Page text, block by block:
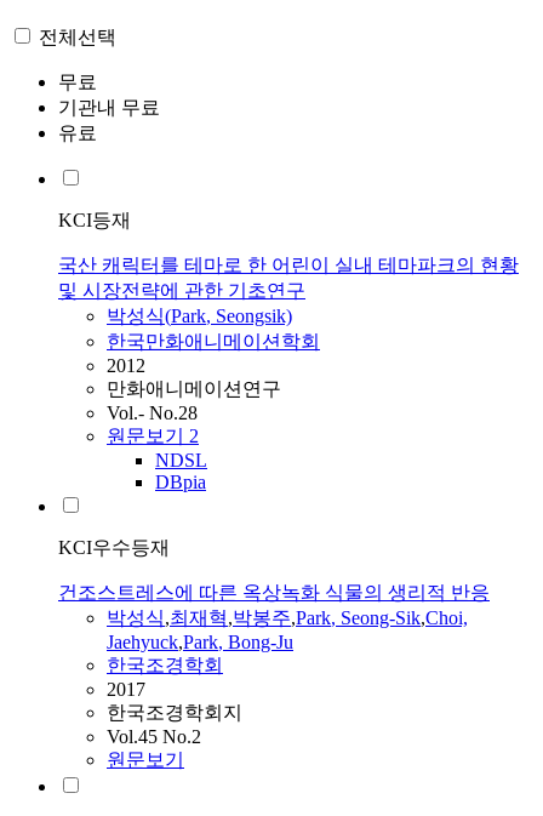
전체선택
무료
기관내 무료
유료
KCI등재
국산 캐릭터를 테마로 한 어린이 실내 테마파크의 현황
및 시장전략에 관한 기초연구
박성식(Park, Seongsik)
한국만화애니메이션학회
2012
만화애니메이션연구
Vol.- No.28
원문보기 2
NDSL
DBpia
KCI우수등재
건조스트레스에 따른 옥상녹화 식물의 생리적 반응
박성식,최재혁,박봉주,Park, Seong-Sik,Choi,
Jaehyuck,Park, Bong-Ju
한국조경학회
2017
한국조경학회지
Vol.45 No.2
원문보기